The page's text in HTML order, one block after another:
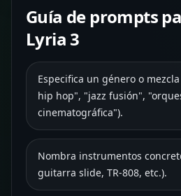
Guía de prompts
Lyria 3
Especifica un género o
hip hop", "jazz fusión",
cinematográfica").
Nombra instrumentos
guitarra slide, TR-808, etc.).